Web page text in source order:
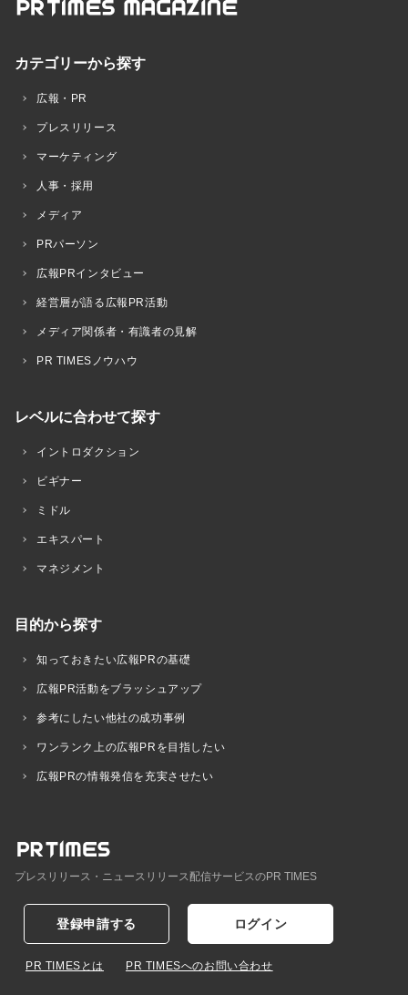
カテゴリーから探す
広報・PR
プレスリリース
マーケティング
人事・採用
メディア
PRパーソン
広報PRインタビュー
経営層が語る広報PR活動
メディア関係者・有識者の見解
PR TIMESノウハウ
レベルに合わせて探す
イントロダクション
ビギナー
ミドル
エキスパート
マネジメント
目的から探す
知っておきたい広報PRの基礎
広報PR活動をブラッシュアップ
参考にしたい他社の成功事例
ワンランク上の広報PRを目指したい
広報PRの情報発信を充実させたい
プレスリリース・ニュースリリース配信サービスのPR TIMES
登録申請する ログイン
PR TIMESとは PR TIMESへのお問い合わせ